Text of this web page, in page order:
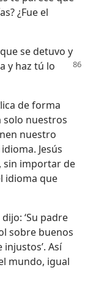
¿Fue el
se detuvo y
y haz tú lo
de forma
solo nuestros
nuestro
Jesús
sin importar de
idioma que
‘Su padre
sobre buenos
Así
mundo, igual